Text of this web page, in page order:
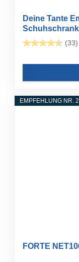
Deine Tante
(33)
EMPFEHLUNG NR. 2
FORTE